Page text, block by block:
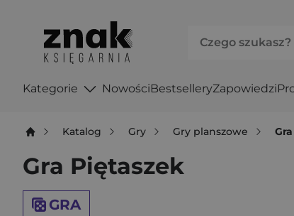
Kategorie NowościBestselleryZapowiedzi
Katalog Gry Gry planszowe
Gra Piętaszek
GRA